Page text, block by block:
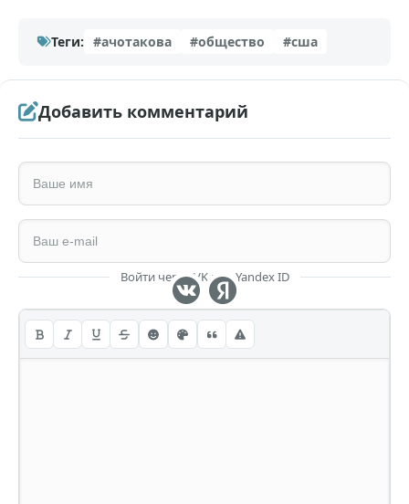
Теги: #ачотакова #общество #сша
Добавить комментарий
Войти через VK или Yandex ID